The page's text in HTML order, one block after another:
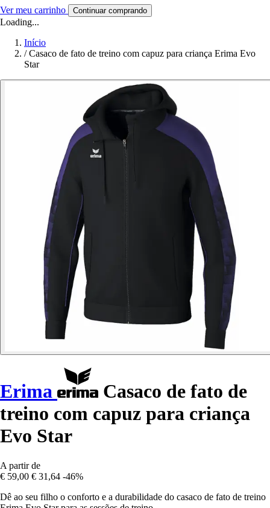
Ver meu carrinho Continuar comprando
Loading...
Início
/ Casaco de fato de treino com capuz para criança Erima Evo
Star
Erima
Casaco de fato de
treino com capuz para criança
Evo Star
A partir de
€ 59,00 € 31,64 -46%
Dê ao seu filho o conforto e a durabilidade do casaco de fato de treino